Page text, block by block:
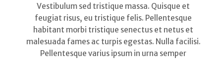
Vestibulum sed tristique massa. Quisque et
feugiat risus, eu tristique felis. Pellentesque
habitant morbi tristique senectus et netus et
malesuada fames ac turpis egestas. Nulla facilisi.
Pellentesque varius ipsum in urna semper